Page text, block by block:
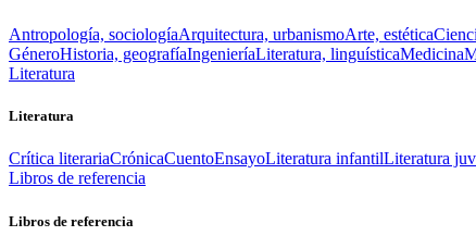
Antropología, sociologíaArquitectura, urbanismoArte, estética
GéneroHistoria, geografíaIngenieríaLiteratura, linguísticaMedicina
Literatura
Literatura
Crítica literariaCrónicaCuentoEnsayoLiteratura infantilLiteratura
Libros de referencia
Libros de referencia